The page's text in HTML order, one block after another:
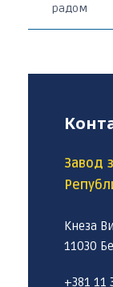
радом
Завод
Кнеза
11030
+381 11